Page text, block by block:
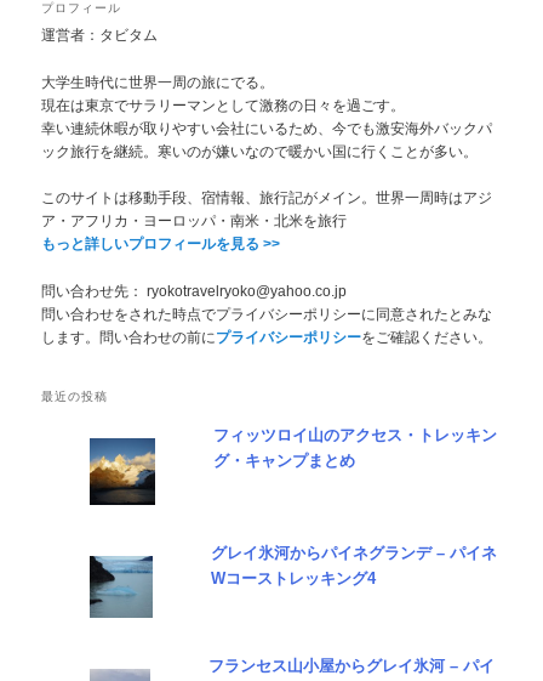
プロフィール
運営者：タビタム
大学生時代に世界一周の旅にでる。
現在は東京でサラリーマンとして激務の日々を過ごす。
幸い連続休暇が取りやすい会社にいるため、今でも激安海外バックパ
ック旅行を継続。寒いのが嫌いなので暖かい国に行くことが多い。
このサイトは移動手段、宿情報、旅行記がメイン。世界一周時はアジ
ア・アフリカ・ヨーロッパ・南米・北米を旅行
もっと詳しいプロフィールを見る >>
問い合わせ先： ryokotravelryoko@yahoo.co.jp
問い合わせをされた時点でプライバシーポリシーに同意されたとみな
します。問い合わせの前にプライバシーポリシーをご確認ください。
最近の投稿
フィッツロイ山のアクセス・トレッキン
グ・キャンプまとめ
グレイ氷河からパイネグランデ – パイネ
Wコーストレッキング4
フランセス山小屋からグレイ氷河 – パイ